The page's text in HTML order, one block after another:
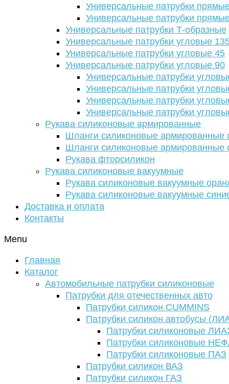
Универсальные патрубки
Универсальные патрубки
Универсальные патрубки Т-образные
Универсальные патрубки угловые
Универсальные патрубки угловые 45
Универсальные патрубки угловые 90
Универсальные патрубки
Универсальные патрубки
Универсальные патрубки
Универсальные патрубки
Рукава силиконовые армированные
Шланги силиконовые армированные
Шланги силиконовые армированные
Рукава фторсиликон
Рукава силиконовые вакуумные
Рукава силиконовые вакуумные
Рукава силиконовые вакуумные
Доставка и оплата
Контакты
Menu
Главная
Каталог
Автомобильные патрубки силиконовые
Патрубки для отечественных авто
Патрубки силикон CUMMINS
Патрубки силикон автобусы
Патрубки силиконовые
Патрубки силиконовые
Патрубки силиконовые ПАЗ
Патрубки силикон ВАЗ
Патрубки силикон ГАЗ